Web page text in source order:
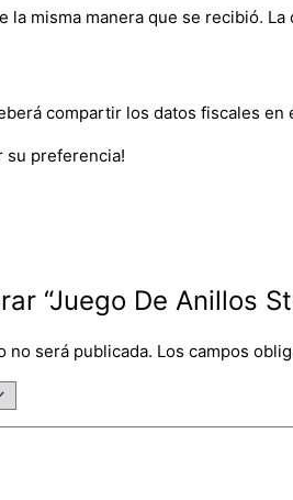
la misma manera que se recibió.
compartir los datos fiscales
su preferencia!
“Juego De Anillos
no será publicada. Los campos